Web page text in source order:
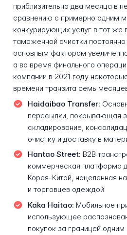
приблизительно два месяца в
сравнению с примерно одним
конкурирующих услуг в тот же
таможенной очистки
основным фактором
а во время финального
компании в 2021 году
времени транзита семь
Haidaibao Transfer:
пересылки, покрывающая
складирование,
очистку и доставку в
Hantao Street: B2B
коммерческая платформа
Корея-Китай, нацеленная
и торговцев одеждой
Kaka Haitao: Мобильное
использующее
покупок за границей одним